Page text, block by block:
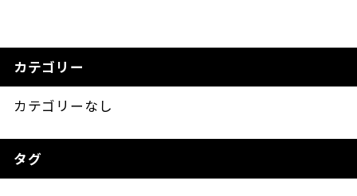
カテゴリー
カテゴリーなし
タグ